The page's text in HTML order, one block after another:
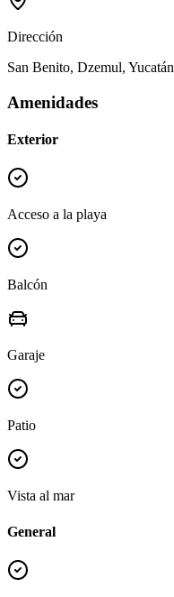
Dirección
San Benito, Dzemul, Yucatán
Amenidades
Exterior
Acceso a la playa
Balcón
Garaje
Patio
Vista al mar
General